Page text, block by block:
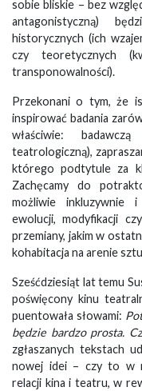
sobie bliskie – bez
antagonistyczną)
historycznych (ich
czy teoretycznych
transponowalności).
Przekonani o tym, że
inspirować badania
właściwie:
teatrologiczną),
którego podtytule za
Zachęcamy do
możliwie inkluzywnie i
ewolucji, modyfikacji
przemiany, jakim w
kohabitacja na arenie
Sześćdziesiąt lat temu
poświęcony kinu
puentowała słowami:
będzie bardzo prosta.
zgłaszanych tekstach
nowej idei – czy to w
relacji kina i teatru, w